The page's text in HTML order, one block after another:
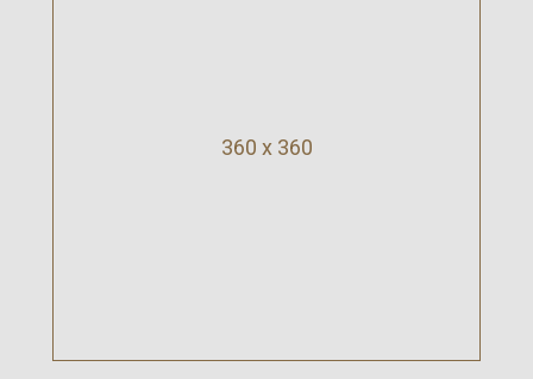
360 x 360